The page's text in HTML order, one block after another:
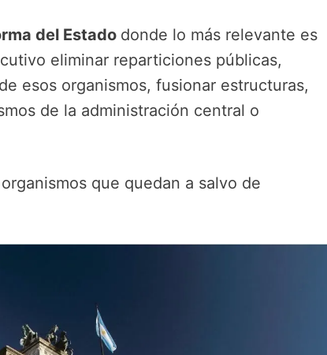
del Estado donde lo más relevante es
eliminar reparticiones públicas,
esos organismos, fusionar estructuras,
de la administración central o
que quedan a salvo de